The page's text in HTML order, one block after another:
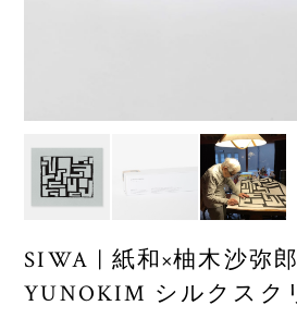
SIWA | 紙和×柚木沙弥
YUNOKIM シルクスク